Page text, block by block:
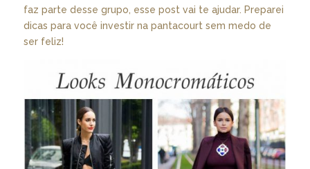
faz parte desse grupo, esse post vai te ajudar. Preparei
dicas para você investir na pantacourt sem medo de
ser feliz!